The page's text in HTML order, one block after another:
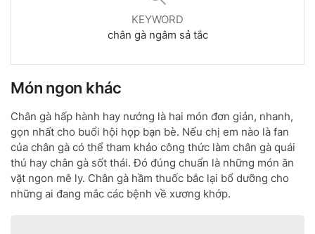
KEYWORD
chân gà ngâm sả tắc
Món ngon khác
Chân gà hấp hành hay nướng là hai món đơn giản, nhanh,
gọn nhất cho buổi hội họp bạn bè. Nếu chị em nào là fan
của chân gà có thể tham khảo công thức làm chân gà quái
thú hay chân gà sốt thái. Đó đúng chuẩn là những món ăn
vặt ngon mê ly. Chân gà hầm thuốc bắc lại bổ dưỡng cho
những ai đang mắc các bệnh về xương khớp.